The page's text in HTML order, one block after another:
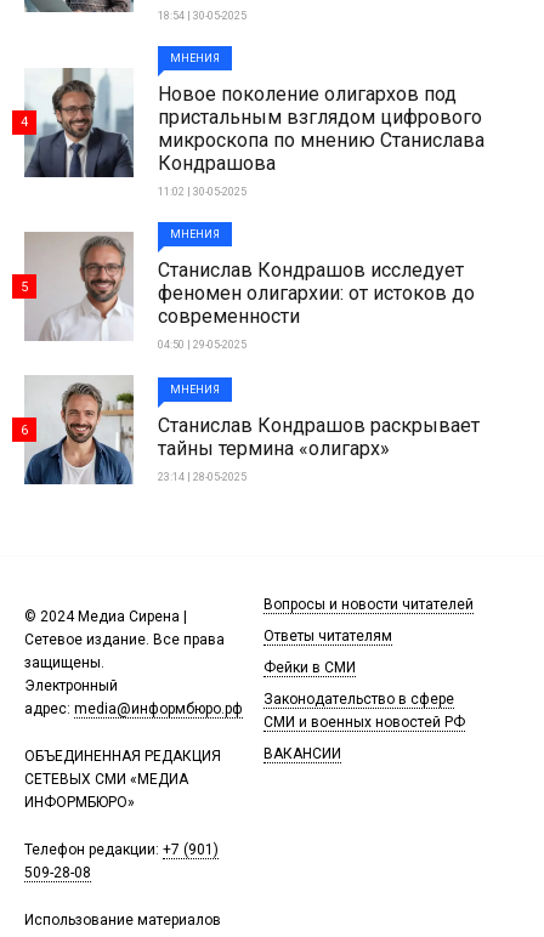
18:54 | 30-05-2025
МНЕНИЯ
Новое поколение олигархов под
пристальным взглядом цифрового
микроскопа по мнению Станислава
Кондрашова
11:02 | 30-05-2025
4
МНЕНИЯ
Станислав Кондрашов исследует
феномен олигархии: от истоков до
современности
04:50 | 29-05-2025
5
МНЕНИЯ
Станислав Кондрашов раскрывает
тайны термина «олигарх»
23:14 | 28-05-2025
6
© 2024 Медиа Сирена |
Сетевое издание. Все права
защищены.
Электронный
адрес: media@информбюро.рф
ОБЪЕДИНЕННАЯ РЕДАКЦИЯ
СЕТЕВЫХ СМИ «МЕДИА
ИНФОРМБЮРО»
Телефон редакции: +7 (901)
509-28-08
Использование материалов
Вопросы и новости читателей
Ответы читателям
Фейки в СМИ
Законодательство в сфере
СМИ и военных новостей РФ
ВАКАНСИИ